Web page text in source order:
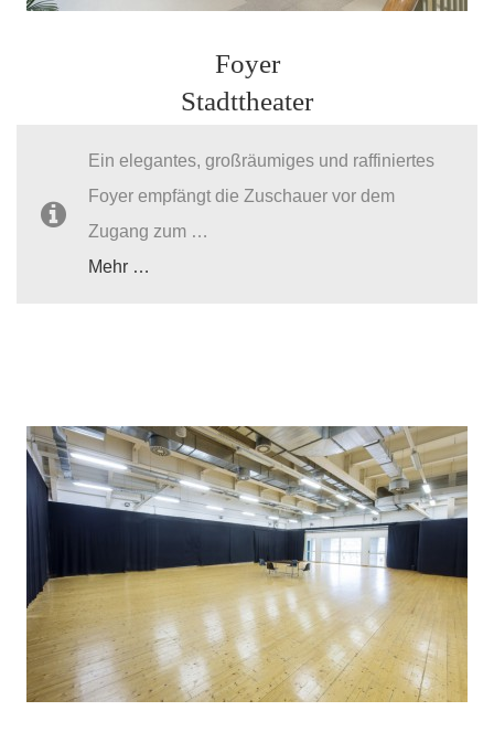
Foyer
Stadttheater
Ein elegantes, großräumiges und raffiniertes
Foyer empfängt die Zuschauer vor dem
Zugang zum …
Mehr …